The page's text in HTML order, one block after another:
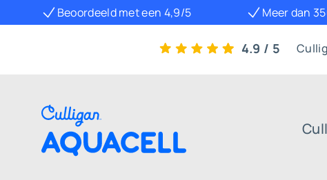
Beoordeeld met een 4,9/5 Meer dan
4.9 / 5